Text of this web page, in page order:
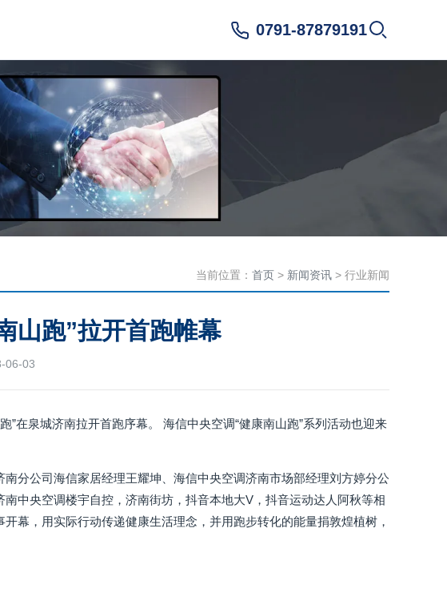
0791-87879191
当前位置： 首页 > 新闻资讯 > 行业新闻
山跑”拉开首跑帷幕
06-03
在泉城济南拉开首跑序幕。 海信中央空调“健康南山跑”系列活动也迎来
分公司海信家居经理王耀坤、海信中央空调济南市场部经理刘方婷分公
中央空调楼宇自控，济南街坊，抖音本地大V，抖音运动达人阿秋等相
幕，用实际行动传递健康生活理念，并用跑步转化的能量捐敦煌植树，